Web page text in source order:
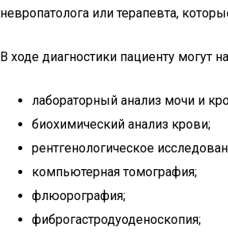
невропатолога или терапевта,
В ходе диагностики пациенту могут
лабораторный анализ мочи и
биохимический анализ крови;
рентгенологическое
компьютерная томография;
флюорография;
фиброгастродуоденоскопия;